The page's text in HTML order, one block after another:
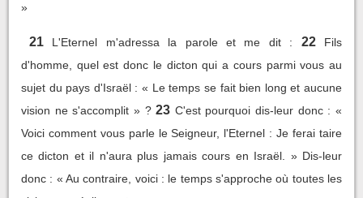
»
21 L'Eternel m'adressa la parole et me dit : 22
Fils
d'homme, quel est donc le dicton qui a cours parmi vous au
sujet du pays d'Israël : « Le temps se fait bien long et aucune
vision ne s'accomplit » ? 23 C'est pourquoi dis-leur donc : «
Voici comment vous parle le Seigneur, l'Eternel : Je ferai taire
ce dicton et il n'aura plus jamais cours en Israël. » Dis-leur
donc : « Au contraire, voici : le temps s'approche où toutes les